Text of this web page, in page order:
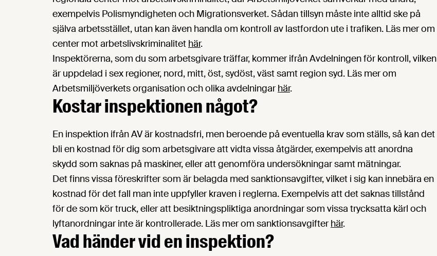
exempelvis Polismyndigheten och Migrationsverket. Sådan tillsyn måste inte alltid ske på
själva arbetsstället, utan kan även handla om kontroll av lastfordon ute i trafiken. Läs mer om
center mot arbetslivskriminalitet här.
Inspektörerna, som du som arbetsgivare träffar, kommer ifrån Avdelningen för kontroll, vilken
är uppdelad i sex regioner, nord, mitt, öst, sydöst, väst samt region syd. Läs mer om
Arbetsmiljöverkets organisation och olika avdelningarhär.
Kostar inspektionen något?
En inspektion ifrån AV är kostnadsfri, men beroende på eventuella krav som ställs, så kan det
bli en kostnad för dig som arbetsgivare att vidta vissa åtgärder, exempelvis att anordna
skydd som saknas på maskiner, eller att genomföra undersökningar samt mätningar.
Det finns vissa föreskrifter som är belagda med sanktionsavgifter, vilket i sig kan innebära en
kostnad för det fall man inte uppfyller kraven i reglerna. Exempelvis att det saknas tillstånd
för de som kör truck, eller att besiktningspliktiga anordningar som vissa trycksatta kärl och
lyftanordningar inte är kontrollerade. Läs mer om sanktionsavgifterhär.
Vad händer vid en inspektion?